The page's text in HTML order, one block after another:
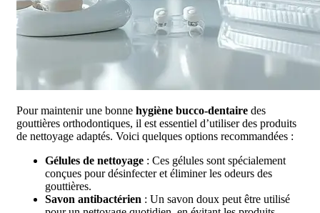
Pour maintenir une bonne hygiène bucco-dentaire des
gouttières orthodontiques, il est essentiel d’utiliser des produits
de nettoyage adaptés. Voici quelques options recommandées :
Gélules de nettoyage : Ces gélules sont spécialement
conçues pour désinfecter et éliminer les odeurs des
gouttières.
Savon antibactérien : Un savon doux peut être utilisé